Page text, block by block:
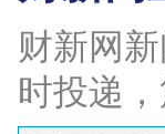
财新网
时投递